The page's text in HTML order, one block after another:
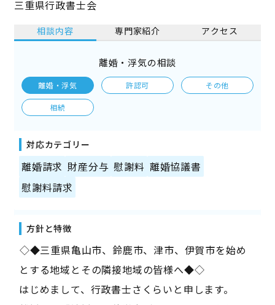
三重県行政書士会
相談内容 専門家紹介 アクセス
離婚・浮気の相談
離婚・浮気 許認可 その他
相続
対応カテゴリー
離婚請求 財産分与 慰謝料 離婚協議書
慰謝料請求
方針と特徴
――◇◆三重県亀山市、鈴鹿市、津市、伊賀市を始め
とする地域とその隣接地域の皆様へ◆◇――
はじめまして、行政書士さくらいと申します。